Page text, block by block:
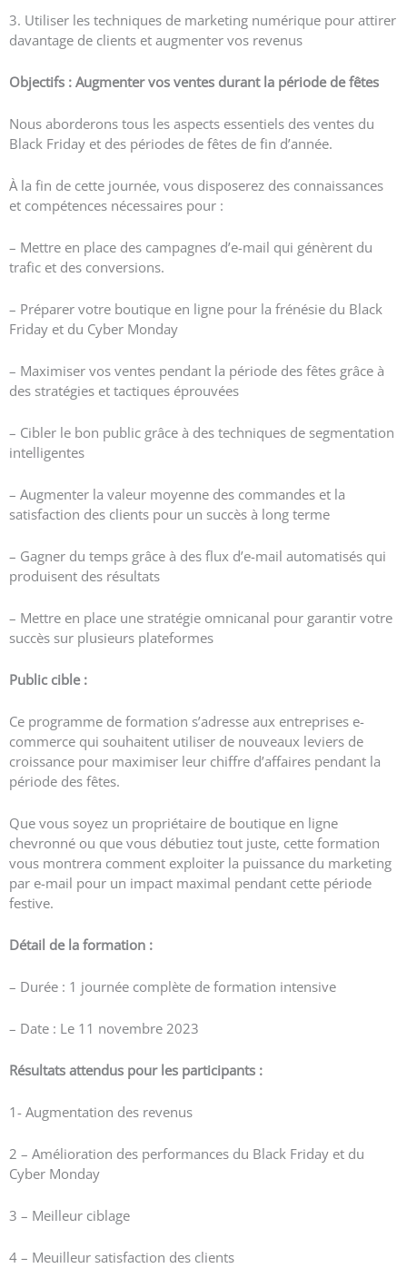
3. Utiliser les techniques de marketing numérique pour attirer
davantage de clients et augmenter vos revenus
Objectifs : Augmenter vos ventes durant la période de fêtes
Nous aborderons tous les aspects essentiels des ventes du
Black Friday et des périodes de fêtes de fin d’année.
À la fin de cette journée, vous disposerez des connaissances
et compétences nécessaires pour :
– Mettre en place des campagnes d’e-mail qui génèrent du
trafic et des conversions.
– Préparer votre boutique en ligne pour la frénésie du Black
Friday et du Cyber Monday
– Maximiser vos ventes pendant la période des fêtes grâce à
des stratégies et tactiques éprouvées
– Cibler le bon public grâce à des techniques de segmentation
intelligentes
– Augmenter la valeur moyenne des commandes et la
satisfaction des clients pour un succès à long terme
– Gagner du temps grâce à des flux d’e-mail automatisés qui
produisent des résultats
– Mettre en place une stratégie omnicanal pour garantir votre
succès sur plusieurs plateformes
Public cible :
Ce programme de formation s’adresse aux entreprises e-
commerce qui souhaitent utiliser de nouveaux leviers de
croissance pour maximiser leur chiffre d’affaires pendant la
période des fêtes.
Que vous soyez un propriétaire de boutique en ligne
chevronné ou que vous débutiez tout juste, cette formation
vous montrera comment exploiter la puissance du marketing
par e-mail pour un impact maximal pendant cette période
festive.
Détail de la formation :
– Durée : 1 journée complète de formation intensive
– Date : Le 11 novembre 2023
Résultats attendus pour les participants :
1- Augmentation des revenus
2 – Amélioration des performances du Black Friday et du
Cyber Monday
3 – Meilleur ciblage
4 – Meuilleur satisfaction des clients